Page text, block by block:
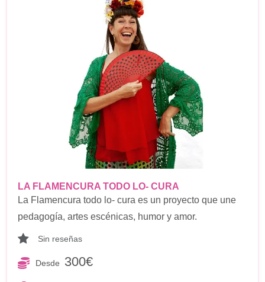
LA FLAMENCURA TODO LO- CURA
La Flamencura todo lo- cura es un proyecto que une
pedagogía, artes escénicas, humor y amor.
Sin reseñas
Desde 300€